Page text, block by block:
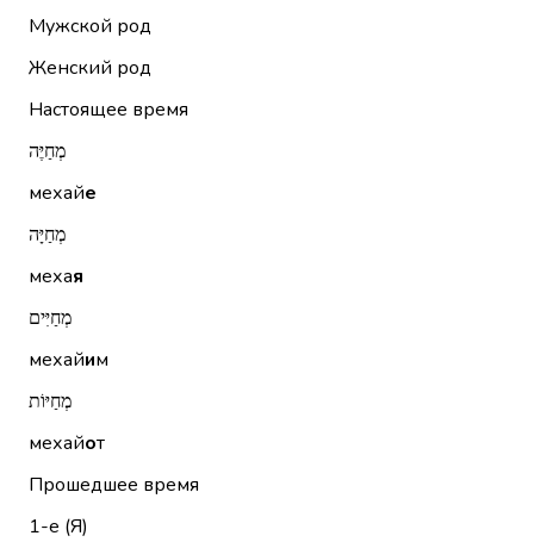
Мужской род
Женский род
Настоящее время
מְחַיֶּה
мехайе
מְחַיָּה
мехая
מְחַיִּים
мехайим
מְחַיּוֹת
мехайот
Прошедшее время
1-е (Я)